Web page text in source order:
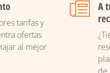
tarifas y
ofertas
al mejor
A